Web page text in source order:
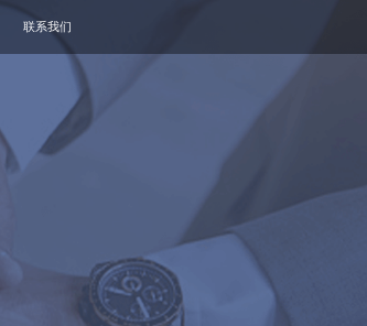
联系我们